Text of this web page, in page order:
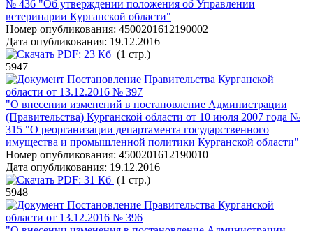
№ 436 "Об утверждении положения об Управлении
ветеринарии Курганской области"
Номер опубликования: 4500201612190002
Дата опубликования: 19.12.2016
PDF: 23 Кб (1 стр.)
5947
Постановление Правительства Курганской
области от 13.12.2016 № 397
"О внесении изменений в постановление Администрации
(Правительства) Курганской области от 10 июля 2007 года №
315 "О реорганизации департамента государственного
имущества и промышленной политики Курганской области"
Номер опубликования: 4500201612190010
Дата опубликования: 19.12.2016
PDF: 31 Кб (1 стр.)
5948
Постановление Правительства Курганской
области от 13.12.2016 № 396